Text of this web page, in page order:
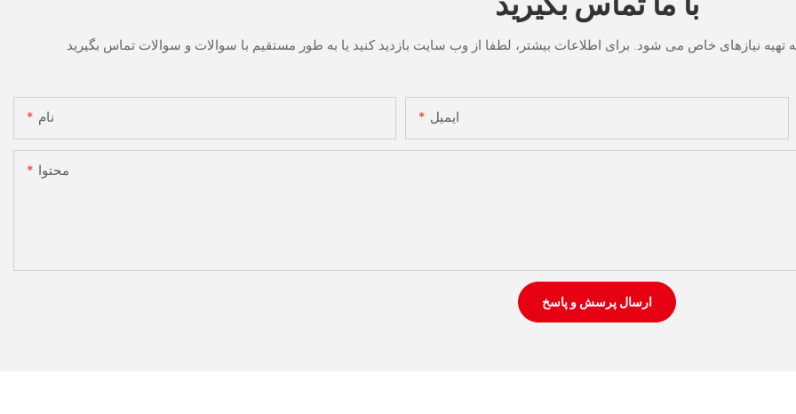
نام ایمیل
محتوا
ارسال پرسش و پاسخ